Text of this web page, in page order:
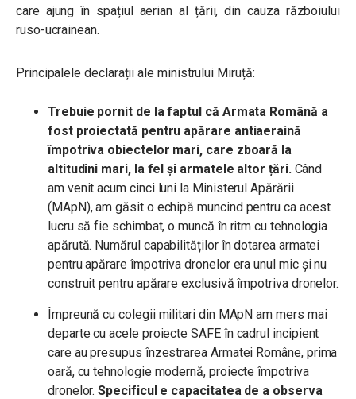
care ajung în spațiul aerian al țării, din cauza războiului
ruso-ucrainean.
Principalele declarații ale ministrului Miruță:
Trebuie pornit de la faptul că Armata Română a
fost proiectată pentru apărare antiaeraină
împotriva obiectelor mari, care zboară la
altitudini mari, la fel și armatele altor țări. Când
am venit acum cinci luni la Ministerul Apărării
(MApN), am găsit o echipă muncind pentru ca acest
lucru să fie schimbat, o muncă în ritm cu tehnologia
apărută. Numărul capabilităților în dotarea armatei
pentru apărare împotriva dronelor era unul mic și nu
construit pentru apărare exclusivă împotriva dronelor.
Împreună cu colegii militari din MApN am mers mai
departe cu acele proiecte SAFE în cadrul incipient
care au presupus înzestrarea Armatei Române, prima
oară, cu tehnologie modernă, proiecte împotriva
dronelor.Specificul e capacitatea de a observa